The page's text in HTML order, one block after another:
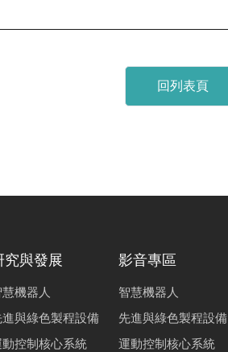
回列表頁
究與發展
慧機器人
進與綠色製程設備
動控制核心系統
影音專區
智慧機器人
先進與綠色製程設備
運動控制核心系統